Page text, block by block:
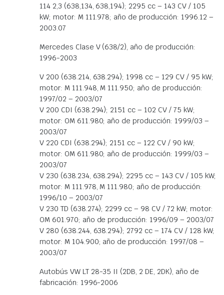
114 2,3 (638,134, 638,194); 2295 cc – 143 CV / 105
kW; motor: M 111.978; año de producción: 1996.12 –
2003.07
Mercedes Clase V (638/2), año de producción:
1996-2003
V 200 (638.214, 638.294); 1998 cc – 129 CV / 95 kW;
motor: M 111.948, M 111.950; año de producción:
1997/02 – 2003/07
V 200 CDI (638.294); 2151 cc – 102 CV / 75 kW;
motor: OM 611.980; año de producción: 1999/03 –
2003/07
V 220 CDI (638.294); 2151 cc – 122 CV / 90 kW;
motor: OM 611.980; año de producción: 1999/03 –
2003/07
V 230 (638.234, 638.294); 2295 cc – 143 CV / 105 kW;
motor: M 111.978, M 111.980; año de producción:
1996/10 – 2003/07
V 230 TD (638.274); 2299 cc – 98 CV / 72 kW; motor:
OM 601.970; año de producción: 1996/09 – 2003/07
V 280 (638.244, 638.294); 2792 cc – 174 CV / 128 kW;
motor: M 104.900; año de producción: 1997/08 –
2003/07
Autobús VW LT 28-35 II (2DB, 2 DE, 2DK), año de
fabricación: 1996-2006